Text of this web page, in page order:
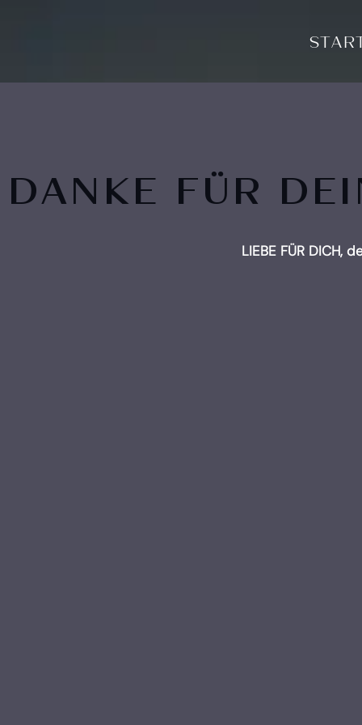
DANKE FÜR
LIEBE FÜR DICH,